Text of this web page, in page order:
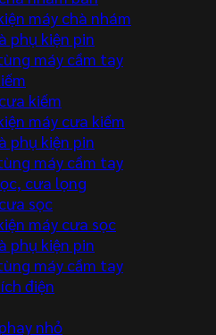
máy chà nhám
phụ kiện pin
máy cầm tay
kiếm
máy cưa kiếm
phụ kiện pin
máy cầm tay
cưa lọng
sọc
máy cưa sọc
phụ kiện pin
máy cầm tay
điện
nhỏ